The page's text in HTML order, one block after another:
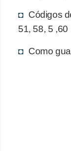
Códigos
51, 58, 5
Como
o
f
i